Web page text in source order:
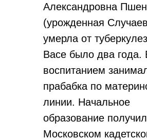
Александровна
(урожденная
умерла от
Васе было два года.
воспитанием
прабабка по
линии. Начальное
образование
Московском